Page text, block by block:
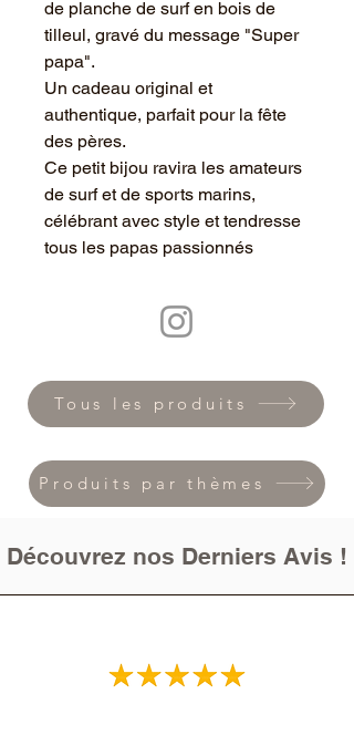
de planche de surf en bois de
tilleul, gravé du message "Super
papa".
Un cadeau original et
authentique, parfait pour la fête
des pères.
Ce petit bijou ravira les amateurs
de surf et de sports marins,
célébrant avec style et tendresse
tous les papas passionnés
Tous les produits
Produits par thèmes
Découvrez nos Derniers Avis !